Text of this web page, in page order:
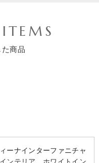
商品
ーナインターファニチャ
ンテリア
ホワイトイン